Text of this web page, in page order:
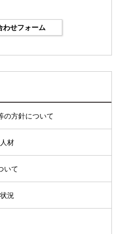
の方針について
材
いて
況